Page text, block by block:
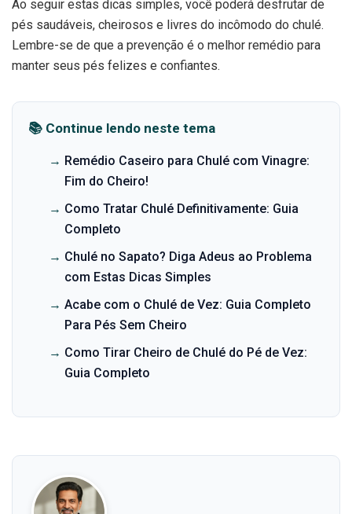
Ao seguir estas dicas simples, você poderá desfrutar de
pés saudáveis, cheirosos e livres do incômodo do chulé.
Lembre-se de que a prevenção é o melhor remédio para
manter seus pés felizes e confiantes.
📚 Continue lendo neste tema
→ Remédio Caseiro para Chulé com Vinagre:
Fim do Cheiro!
→ Como Tratar Chulé Definitivamente: Guia
Completo
→ Chulé no Sapato? Diga Adeus ao Problema
com Estas Dicas Simples
→ Acabe com o Chulé de Vez: Guia Completo
Para Pés Sem Cheiro
→ Como Tirar Cheiro de Chulé do Pé de Vez:
Guia Completo